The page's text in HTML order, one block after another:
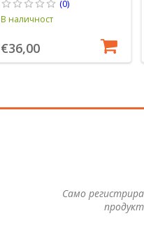
(0)
В наличност
€36,00
Само